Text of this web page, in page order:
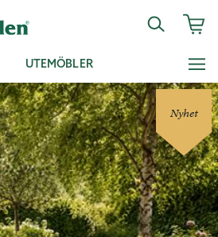
UTEMÖBLER
Nyhet